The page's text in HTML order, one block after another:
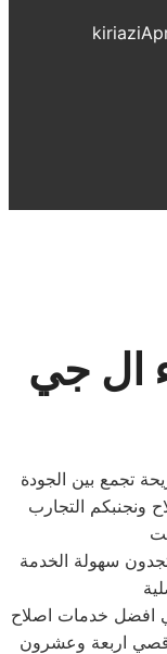
kiriazi
ال جي
تجمع بين الجودة
ونجنبكم التجارب
سهولة الخدمة
خدمات اصلاح
اقصي اربعة وعشرون